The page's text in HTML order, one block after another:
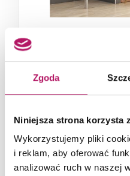
Zgoda
Niniejsza strona korzysta
Wykorzystujemy pliki
i reklam, aby oferować
analizować ruch w naszej
szkło przezroczyste,
chrom, 60x195 cm
-1% od 2 175,60 PLN najniższa
ZOBACZ